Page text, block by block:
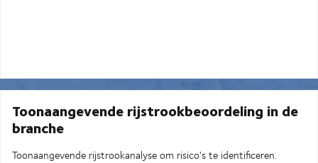
Toonaangevende rijstrookbeoordeling in de
branche
Toonaangevende rijstrookanalyse om risico's te identificeren.